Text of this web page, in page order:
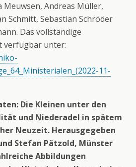
Meuwsen, Andreas Müller,
Schmitt, Sebastian Schröder
Das vollständige
verfügbar unter:
11-
Die Kleinen unter den
und Niederadel in spätem
Neuzeit. Herausgegeben
Stefan Pätzold, Münster
Abbildungen